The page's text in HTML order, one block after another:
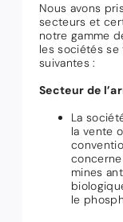
Nous avons
secteurs et
notre gamme
les sociétés se
suivantes :
Secteur de
La
la vente
mines
le